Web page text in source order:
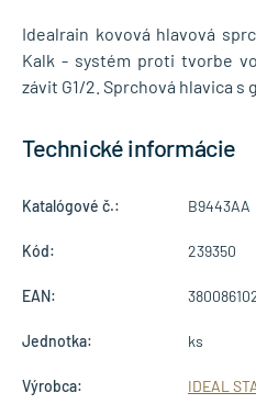
Idealrain kovová hlavová
Kalk - systém proti tvorbe
závit G1/2. Sprchová hlavica s
Technické informácie
Katalógové č.: B9443AA
Kód: 239350
EAN:
Jednotka: ks
Výrobca: IDEAL